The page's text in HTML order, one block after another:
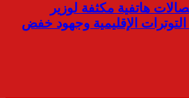
هاتفية مكثفة لوزير
الإقليمية وجهود خفض